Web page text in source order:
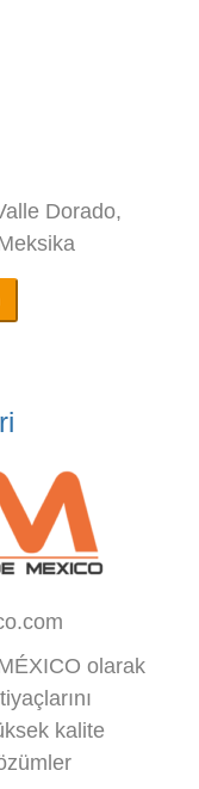
Dorado,
olarak
kalite